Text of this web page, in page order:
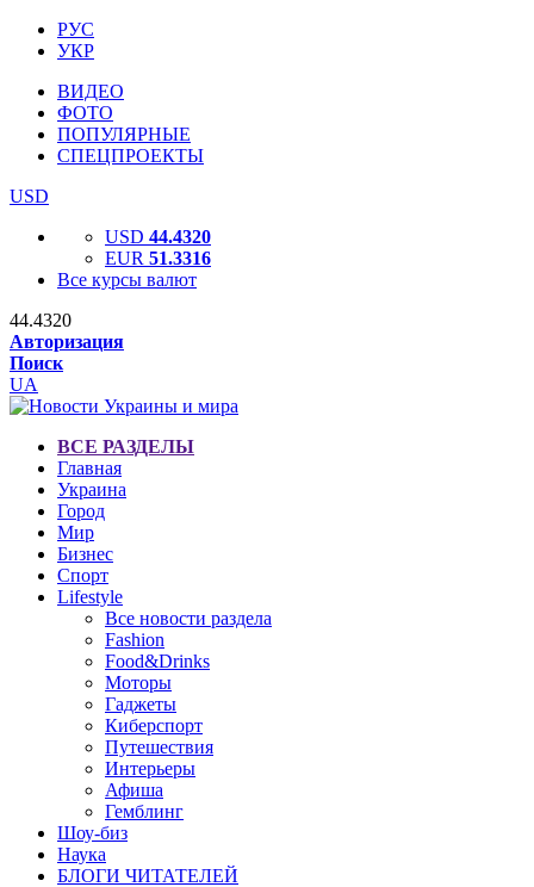
РУС
УКР
ВИДЕО
ФОТО
ПОПУЛЯРНЫЕ
СПЕЦПРОЕКТЫ
USD
USD 44.4320
EUR 51.3316
Все курсы валют
44.4320
Авторизация
Поиск
UA
ВСЕ РАЗДЕЛЫ
Главная
Украина
Город
Мир
Бизнес
Спорт
Lifestyle
Все новости раздела
Fashion
Food&Drinks
Моторы
Гаджеты
Киберспорт
Путешествия
Интерьеры
Афиша
Гемблинг
Шоу-биз
Наука
БЛОГИ ЧИТАТЕЛЕЙ